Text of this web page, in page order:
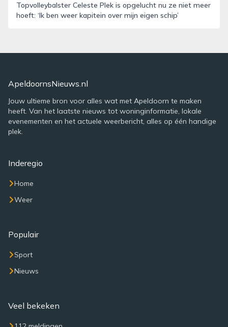
Topvolleybalster Celeste Plek is opgelucht nu ze niet meer
hoeft: ‘Ik ben weer kapitein over mijn eigen schip’
ApeldoornsNieuws.nl
Jouw ultieme bron voor alles wat met Apeldoorn te maken
heeft. Van het laatste nieuws tot woninginformatie, lokale
evenementen en het actuele weerbericht, alles op één handige
plek.
Inderegio
Home
Weer
Populair
Sport
Nieuws
Veel bekeken